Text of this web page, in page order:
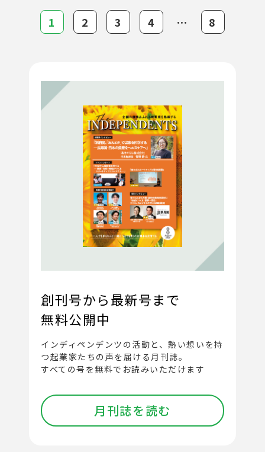
1 2 3 4 ⋯ 8
創刊号から最新号まで
無料公開中
インディペンデンツの活動と、熱い想いを持
つ起業家たちの声を届ける月刊誌。
すべての号を無料でお読みいただけます
月刊誌を読む